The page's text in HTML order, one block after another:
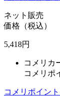
ネット販売
価格（税込）
5,418円
コメリカ
コメリポ
コメリポイン